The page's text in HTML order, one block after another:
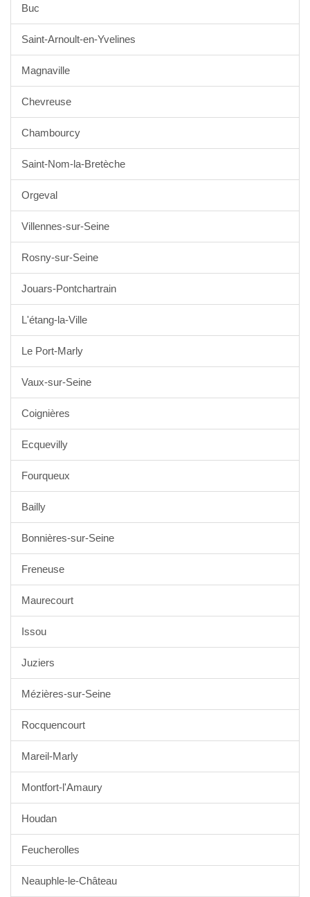
Buc
Saint-Arnoult-en-Yvelines
Magnaville
Chevreuse
Chambourcy
Saint-Nom-la-Bretèche
Orgeval
Villennes-sur-Seine
Rosny-sur-Seine
Jouars-Pontchartrain
L'étang-la-Ville
Le Port-Marly
Vaux-sur-Seine
Coignières
Ecquevilly
Fourqueux
Bailly
Bonnières-sur-Seine
Freneuse
Maurecourt
Issou
Juziers
Mézières-sur-Seine
Rocquencourt
Mareil-Marly
Montfort-l'Amaury
Houdan
Feucherolles
Neauphle-le-Château